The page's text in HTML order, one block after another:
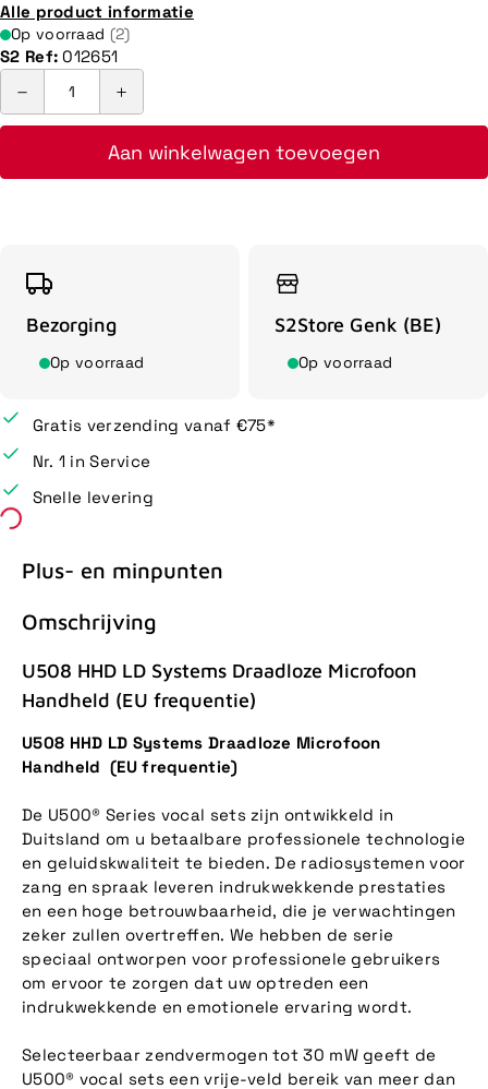
Alle product informatie
Op voorraad (2)
S2 Ref: 012651
Aan winkelwagen toevoegen
Bezorging
Op voorraad
S2Store Genk (BE)
Op voorraad
Gratis verzending vanaf €75*
Nr. 1 in Service
Snelle levering
Plus- en minpunten
Omschrijving
U508 HHD LD Systems Draadloze Microfoon
Handheld (EU frequentie)
U508 HHD LD Systems Draadloze Microfoon
Handheld (EU frequentie)
De U500® Series vocal sets zijn ontwikkeld in
Duitsland om u betaalbare professionele technologie
en geluidskwaliteit te bieden. De radiosystemen voor
zang en spraak leveren indrukwekkende prestaties
en een hoge betrouwbaarheid, die je verwachtingen
zeker zullen overtreffen. We hebben de serie
speciaal ontworpen voor professionele gebruikers
om ervoor te zorgen dat uw optreden een
indrukwekkende en emotionele ervaring wordt.
Selecteerbaar zendvermogen tot 30 mW geeft de
U500® vocal sets een vrije-veld bereik van meer dan